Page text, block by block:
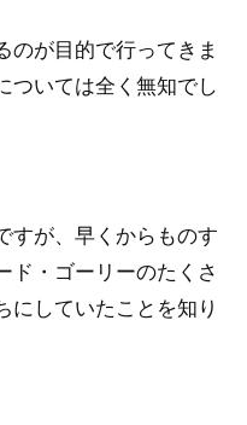
のが目的で行ってきま
ついては全く無知でし
すが、早くからものす
ド・ゴーリーのたくさ
にしていたことを知り